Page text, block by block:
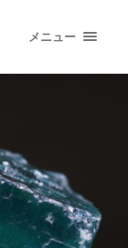
メニュー